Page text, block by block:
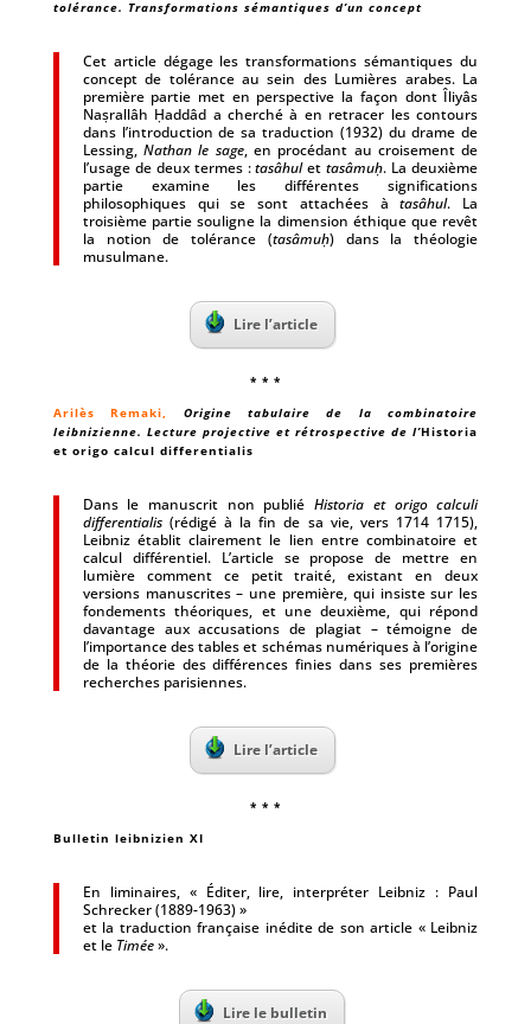
tolérance. Transformations sémantiques d’un concept
Cet article dégage les transformations sémantiques du
concept de tolérance au sein des Lumières arabes. La
première partie met en perspective la façon dont Îliyâs
Naṣrallâh Ḥaddâd a cherché à en retracer les contours
dans l’introduction de sa traduction (1932) du drame de
Lessing,Nathan le sage, en procédant au croisement de
l’usage de deux termes :tasâhulettasâmuḥ. La deuxième
partie examine les différentes significations
philosophiques qui se sont attachées àtasâhul. La
troisième partie souligne la dimension éthique que revêt
la notion de tolérance (tasâmuḥ) dans la théologie
musulmane.
Lire l’article
* * *
Arilès Remaki, Origine tabulaire de la combinatoire
leibnizienne. Lecture projective et rétrospective de l’Historia
et origo calcul differentialis
Dans le manuscrit non publiéHistoria et origo calculi
differentialis(rédigé à la fin de sa vie, vers 1714 1715),
Leibniz établit clairement le lien entre combinatoire et
calcul différentiel. L’article se propose de mettre en
lumière comment ce petit traité, existant en deux
versions manuscrites – une première, qui insiste sur les
fondements théoriques, et une deuxième, qui répond
davantage aux accusations de plagiat – témoigne de
l’importance des tables et schémas numériques à l’origine
de la théorie des différences finies dans ses premières
recherches parisiennes.
Lire l’article
* * *
Bulletin leibnizien XI
En liminaires, « Éditer, lire, interpréter Leibniz : Paul
Schrecker (1889-1963) »
et la traduction française inédite de son article « Leibniz
et le Timée».
Lire le bulletin